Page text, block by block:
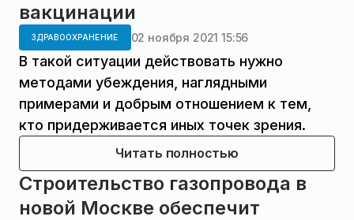
вакцинации
ЗДРАВООХРАНЕНИЕ 02 ноября 2021 15:56
В такой ситуации действовать нужно
методами убеждения, наглядными
примерами и добрым отношением к тем,
кто придерживается иных точек зрения. ​
Читать полностью
Строительство газопровода в
новой Москве обеспечит